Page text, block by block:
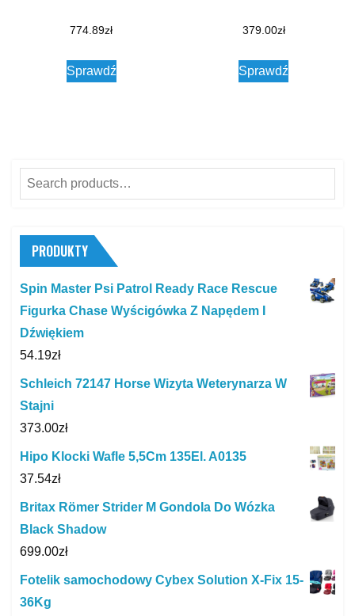
774.89zł
Sprawdź
379.00zł
Sprawdź
Search
for:
PRODUKTY
Spin Master Psi Patrol Ready Race Rescue
Figurka Chase Wyścigówka Z Napędem I
Dźwiękiem
54.19zł
Schleich 72147 Horse Wizyta Weterynarza W
Stajni
373.00zł
Hipo Klocki Wafle 5,5Cm 135El. A0135
37.54zł
Britax Römer Strider M Gondola Do Wózka
Black Shadow
699.00zł
Fotelik samochodowy Cybex Solution X-Fix 15-
36Kg